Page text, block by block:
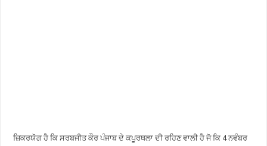
ਜ਼ਿਕਰਯੋਗ ਹੈ ਕਿ ਸਰਬਜੀਤ ਕੌਰ ਪੰਜਾਬ ਦੇ ਕਪੂਰਥਲਾ ਦੀ ਰਹਿਣ ਵਾਲੀ ਹੈ ਜੋ ਕਿ 4 ਨਵੰਬਰ